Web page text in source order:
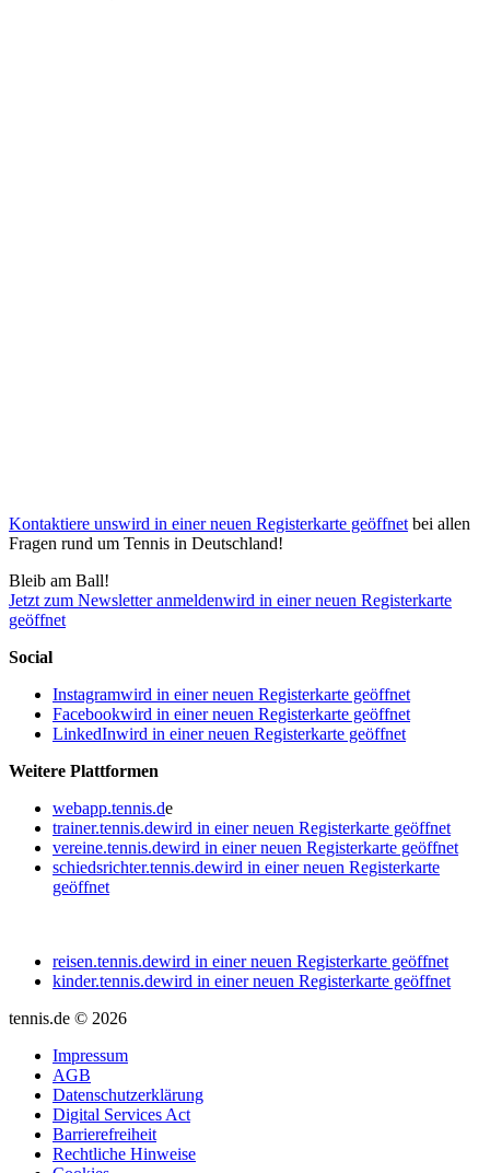
Kontaktiere unswird in einer neuen Registerkarte geöffnet bei allen
Fragen rund um Tennis in Deutschland!
Bleib am Ball!
Jetzt zum Newsletter anmeldenwird in einer neuen Registerkarte
geöffnet
Social
Instagramwird in einer neuen Registerkarte geöffnet
Facebookwird in einer neuen Registerkarte geöffnet
LinkedInwird in einer neuen Registerkarte geöffnet
Weitere Plattformen
webapp.tennis.de
trainer.tennis.dewird in einer neuen Registerkarte geöffnet
vereine.tennis.dewird in einer neuen Registerkarte geöffnet
schiedsrichter.tennis.dewird in einer neuen Registerkarte
geöffnet
reisen.tennis.dewird in einer neuen Registerkarte geöffnet
kinder.tennis.dewird in einer neuen Registerkarte geöffnet
tennis.de © 2026
Impressum
AGB
Datenschutzerklärung
Digital Services Act
Barrierefreiheit
Rechtliche Hinweise